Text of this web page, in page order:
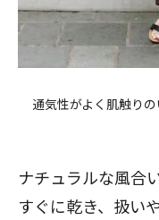
通気性がよく肌触り
ナチュラルな風合
すぐに乾き、扱い